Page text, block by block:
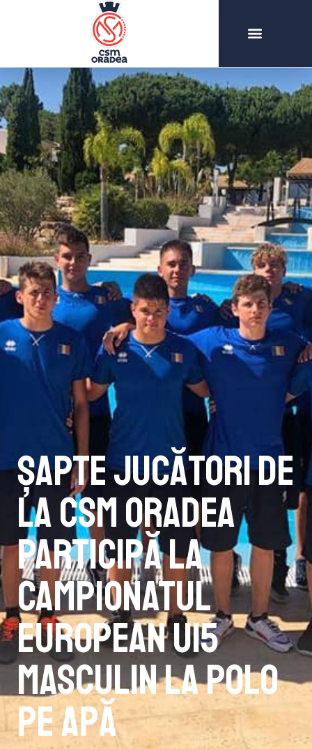
Șapte jucători de
la CSM Oradea
participă la
Campionatul
European U15
Masculin la polo
pe apă